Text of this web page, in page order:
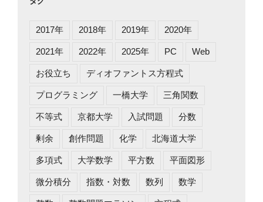
2017年 2018年 2019年 2020年
2021年 2022年 2025年 PC Web
お役立ち ディオファントス方程式
プログラミング 一橋大学 三角関数
不等式 京都大学 入試問題 分数
剰余 創作問題 化学 北海道大学
多項式 大学数学 平方数 平面図形
微分積分 指数・対数 数列 数学